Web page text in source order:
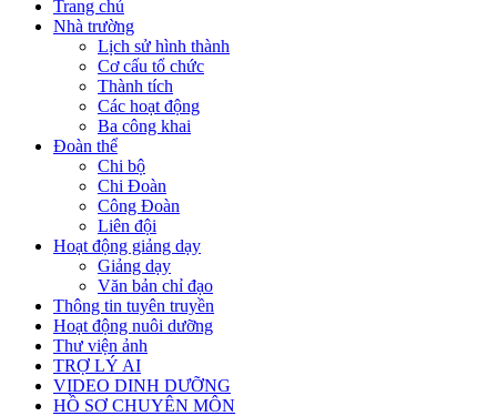
Trang chủ
Nhà trường
Lịch sử hình thành
Cơ cấu tổ chức
Thành tích
Các hoạt động
Ba công khai
Đoàn thể
Chi bộ
Chi Đoàn
Công Đoàn
Liên đội
Hoạt động giảng dạy
Giảng dạy
Văn bản chỉ đạo
Thông tin tuyên truyền
Hoạt động nuôi dưỡng
Thư viện ảnh
TRỢ LÝ AI
VIDEO DINH DƯỠNG
HỒ SƠ CHUYÊN MÔN